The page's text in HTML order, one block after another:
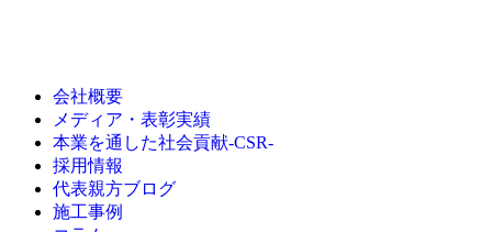
会社概要
メディア・表彰実績
本業を通した社会貢献-CSR-
採用情報
代表親方ブログ
施工事例